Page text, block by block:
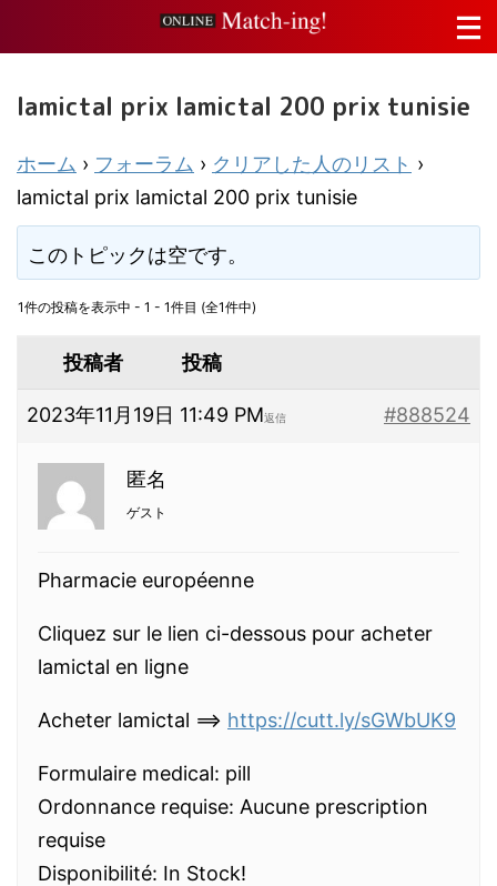
lamictal prix lamictal 200 prix tunisie
ホーム › フォーラム › クリアした人のリスト ›
lamictal prix lamictal 200 prix tunisie
このトピックは空です。
1件の投稿を表示中 - 1 - 1件目 (全1件中)
投稿者 投稿
2023年11月19日 11:49 PM #888524
返信
匿名
ゲスト
Pharmacie européenne
Cliquez sur le lien ci-dessous pour acheter
lamictal en ligne
Acheter lamictal ==> https://cutt.ly/sGWbUK9
Formulaire medical: pill
Ordonnance requise: Aucune prescription
requise
Disponibilité: In Stock!